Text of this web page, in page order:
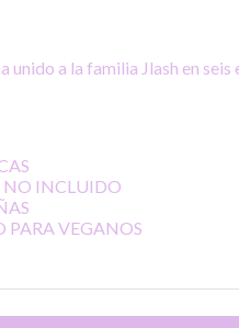
unido a la familia Jlash en seis
NO INCLUIDO
PARA VEGANOS